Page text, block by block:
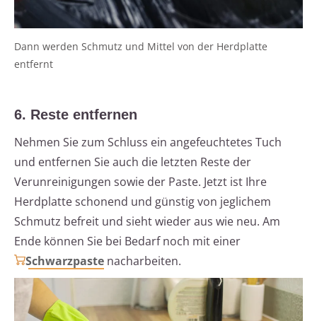
Dann werden Schmutz und Mittel von der Herdplatte
entfernt
6. Reste entfernen
Nehmen Sie zum Schluss ein angefeuchtetes Tuch
und entfernen Sie auch die letzten Reste der
Verunreinigungen sowie der Paste. Jetzt ist Ihre
Herdplatte schonend und günstig von jeglichem
Schmutz befreit und sieht wieder aus wie neu. Am
Ende können Sie bei Bedarf noch mit einer
Schwarzpaste nacharbeiten.